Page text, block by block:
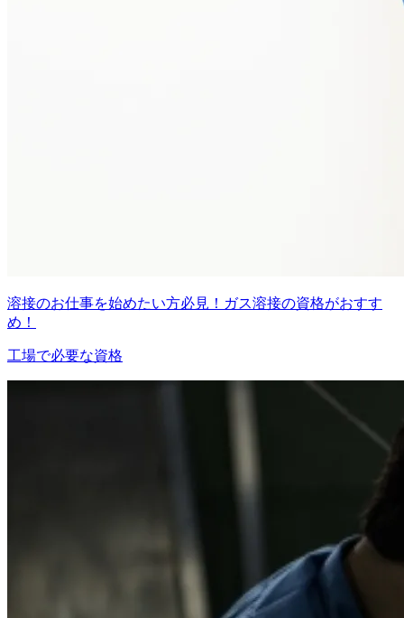
溶接のお仕事を始めたい方必見！ガス溶接の資格がおすす
め！
工場で必要な資格